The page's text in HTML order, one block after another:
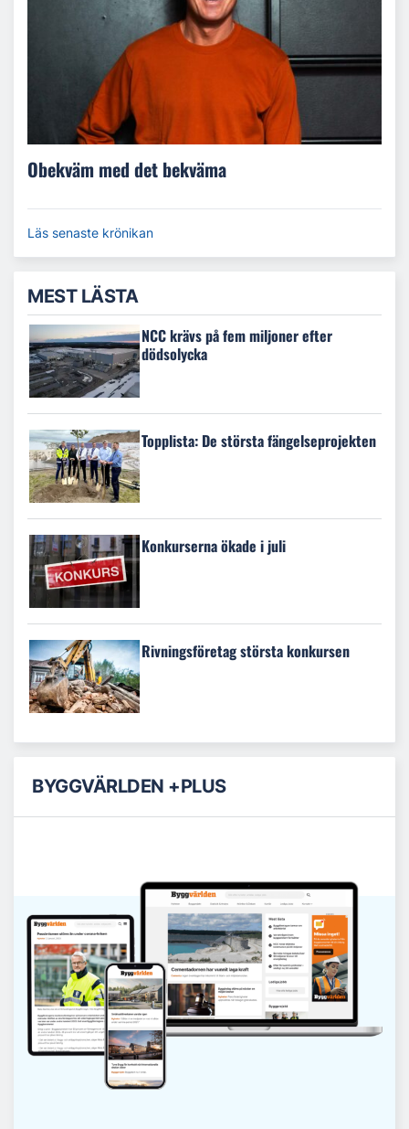
Obekväm med det bekväma
Läs senaste krönikan
MEST LÄSTA
NCC krävs på fem miljoner efter
dödsolycka
Topplista: De största fängelseprojekten
Konkurserna ökade i juli
Rivningsföretag största konkursen
BYGGVÄRLDEN +PLUS